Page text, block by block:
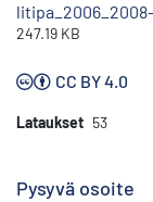
247.19 KB
CC BY 4.0
Lataukset 53
Pysyvä osoite